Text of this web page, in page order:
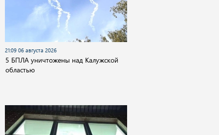
21:09 06 августа 2026
5 БПЛА уничтожены над Калужской
областью